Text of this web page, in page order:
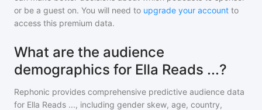
or be a guest on. You will need to upgrade your account to
access this premium data.
What are the audience
demographics for Ella Reads ...?
Rephonic provides comprehensive predictive audience data
for Ella Reads ..., including gender skew, age, country,